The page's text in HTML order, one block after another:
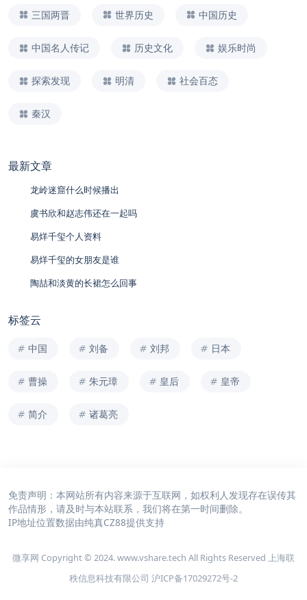
三国两晋 世界历史 中国历史
中国名人传记 历史文化 娱乐时尚
探索发现 明清 社会百态
秦汉
最新文章
龙岭迷窟什么时候播出
虞书欣和赵志伟还在一起吗
易烊千玺个人资料
易烊千玺的女朋友是谁
陶喆和淡黄的长裙怎么回事
标签云
中国 刘备 刘邦 日本
曹操 朱元璋 皇后 皇帝
简介 诸葛亮
免责声明：本网站所有内容来源于互联网，如权利人发现存在误传其
作品情形，请及时与本站联系，我们将在第一时间删除。
IP地址位置数据由纯真CZ88提供支持
微享网 Copyright © 2024. www.vshare.tech All Rights Reserved 上海联
秩信息科技有限公司 沪ICP备17029272号-2